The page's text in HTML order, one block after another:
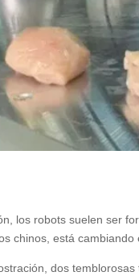
los robots suelen ser
chinos, está cambiando
dos